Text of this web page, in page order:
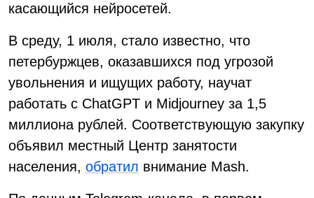
касающийся нейросетей.
В среду, 1 июля, стало известно, что
петербуржцев, оказавшихся под угрозой
увольнения и ищущих работу, научат
работать с ChatGPT и Midjourney за 1,5
миллиона рублей. Соответствующую закупку
объявил местный Центр занятости
населения, обратил внимание Mash.